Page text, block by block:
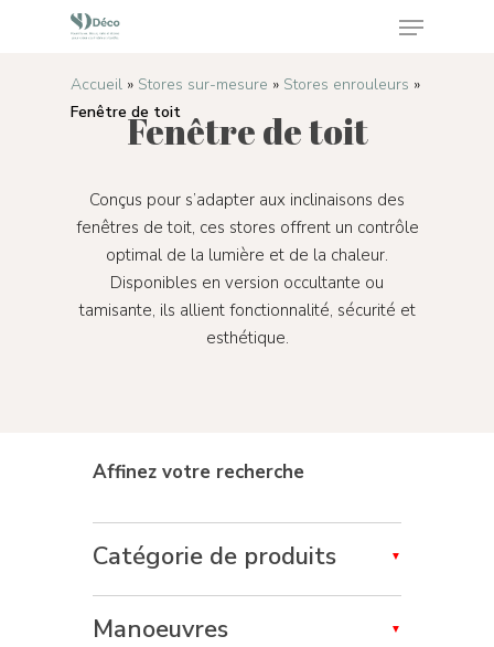
Appuyez sur Enter pour rechercher ou sur ESC
pour fermer
Accueil » Stores sur-mesure » Stores enrouleurs »
Fenêtre de toitFenêtre de toit
Conçus pour s’adapter aux inclinaisons des
fenêtres de toit, ces stores offrent un contrôle
optimal de la lumière et de la chaleur.
Disponibles en version occultante ou
tamisante, ils allient fonctionnalité, sécurité et
esthétique.
Affinez votre recherche
Catégorie de produits
Manoeuvres